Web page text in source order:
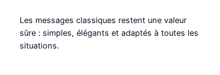
Les messages classiques restent une valeur
sûre : simples, élégants et adaptés à toutes les
situations.